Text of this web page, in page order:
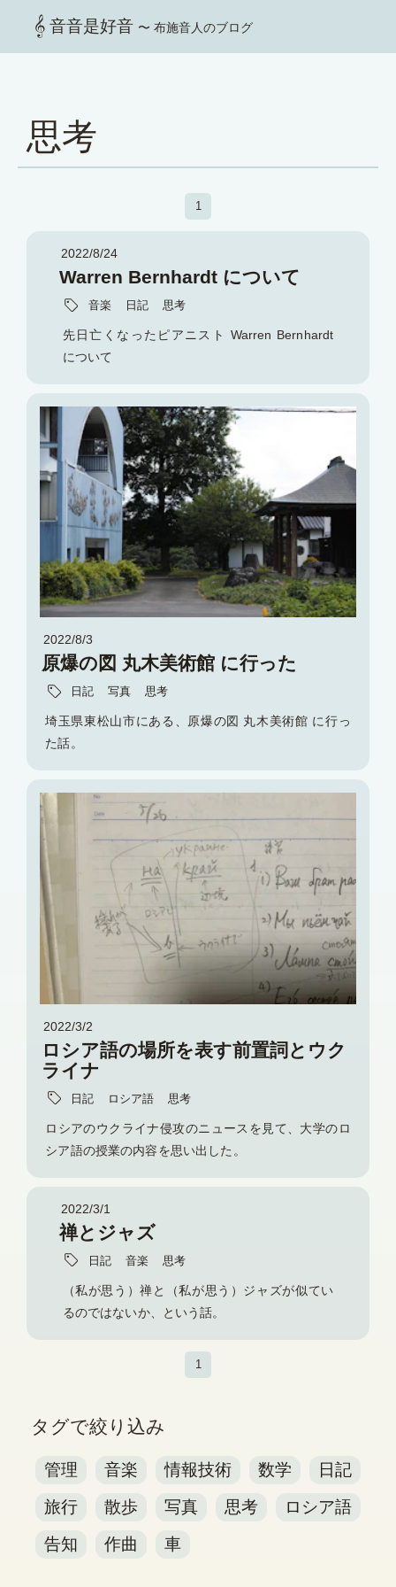
音音是好音 〜 布施音人のブログ
思考
1
2022/8/24
Warren Bernhardt について
音楽 日記 思考
先日亡くなったピアニスト Warren Bernhardt
について
2022/8/3
原爆の図 丸木美術館 に行った
日記 写真 思考
埼玉県東松山市にある、原爆の図 丸木美術館 に行っ
た話。
2022/3/2
ロシア語の場所を表す前置詞とウク
ライナ
日記 ロシア語 思考
ロシアのウクライナ侵攻のニュースを見て、大学のロ
シア語の授業の内容を思い出した。
2022/3/1
禅とジャズ
日記 音楽 思考
（私が思う）禅と（私が思う）ジャズが似てい
るのではないか、という話。
1
タグで絞り込み
管理 音楽 情報技術 数学
日記
旅行
散歩 写真 思考
ロシア語
告知
作曲 車